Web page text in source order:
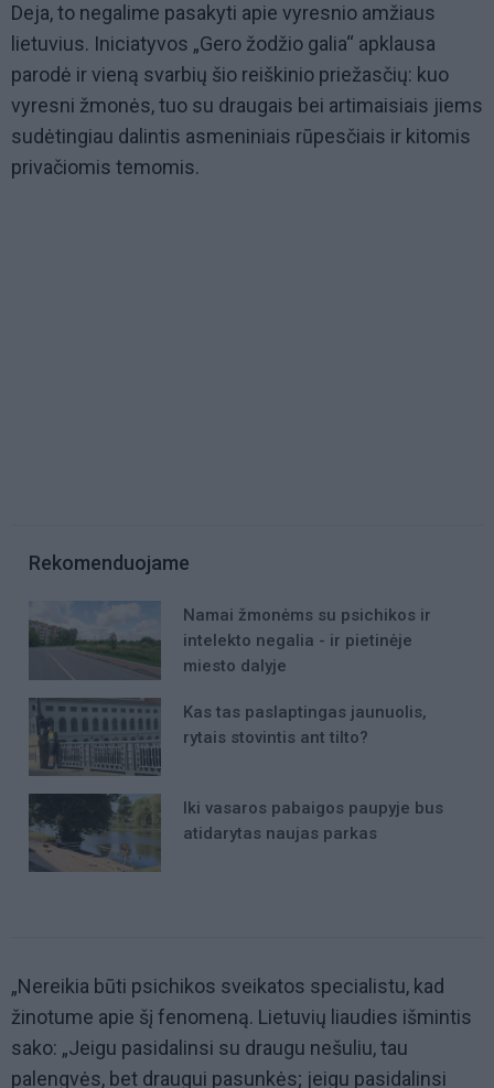
Deja, to negalime pasakyti apie vyresnio amžiaus
lietuvius. Iniciatyvos „Gero žodžio galia“ apklausa
parodė ir vieną svarbių šio reiškinio priežasčių: kuo
vyresni žmonės, tuo su draugais bei artimaisiais jiems
sudėtingiau dalintis asmeniniais rūpesčiais ir kitomis
privačiomis temomis.
Rekomenduojame
Namai žmonėms su psichikos ir
intelekto negalia - ir pietinėje
miesto dalyje
Kas tas paslaptingas jaunuolis,
rytais stovintis ant tilto?
Iki vasaros pabaigos paupyje bus
atidarytas naujas parkas
„Nereikia būti psichikos sveikatos specialistu, kad
žinotume apie šį fenomeną. Lietuvių liaudies išmintis
sako: „Jeigu pasidalinsi su draugu nešuliu, tau
palengvės, bet draugui pasunkės; jeigu pasidalinsi